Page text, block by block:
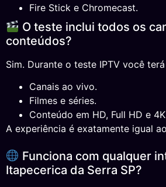
Fire Stick e Chromecast.
O teste inclui todos os
conteúdos?
Sim. Durante o teste IPTV você
Canais ao vivo.
Filmes e séries.
Conteúdo em HD, Full HD e
A experiência é exatamente igual
Funciona com qualquer
Itapecerica da Serra SP?